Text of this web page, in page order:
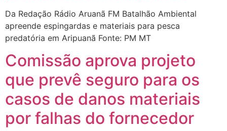
Da Redação Rádio Aruanã FM Batalhão Ambiental
apreende espingardas e materiais para pesca
predatória em Aripuanã Fonte: PM MT
Comissão aprova projeto
que prevê seguro para os
casos de danos materiais
por falhas do fornecedor